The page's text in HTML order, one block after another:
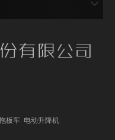
板车 电动升降机